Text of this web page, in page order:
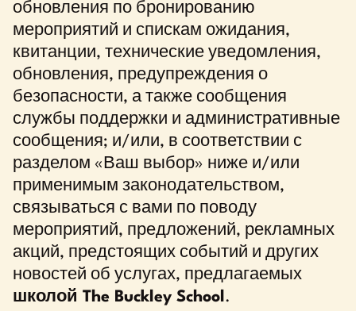
обновления по бронированию
мероприятий и спискам ожидания,
квитанции, технические уведомления,
обновления, предупреждения о
безопасности, а также сообщения
службы поддержки и административные
сообщения; и/или, в соответствии с
разделом «Ваш выбор» ниже и/или
применимым законодательством,
связываться с вами по поводу
мероприятий, предложений, рекламных
акций, предстоящих событий и других
новостей об услугах, предлагаемых
школой The Buckley School.